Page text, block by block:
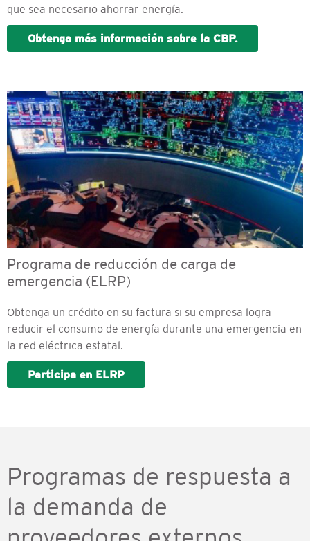
que sea necesario ahorrar energía.
Obtenga más información sobre la CBP.
Programa de reducción de carga de
emergencia (ELRP)
Obtenga un crédito en su factura si su empresa logra
reducir el consumo de energía durante una emergencia en
la red eléctrica estatal.
Participa en ELRP
Programas de respuesta a
la demanda de